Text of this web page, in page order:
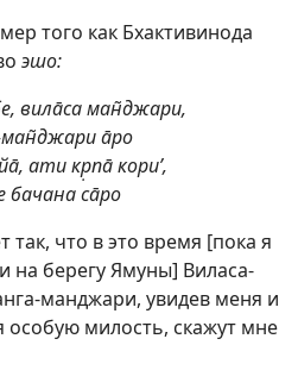
того как Бхактивинода
эшо:
вилāса ман̃джари,
āро
ати кр̣пā кори’,
бачана сāро
так, что в это время [пока я
на берегу Ямуны] Виласа-
манджари, увидев меня и
милость, скажут мне